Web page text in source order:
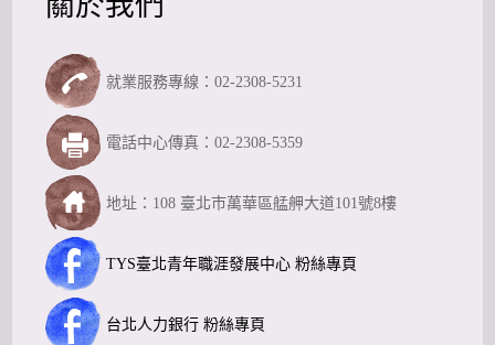
就業服務專線：02-2308-5231
TYS臺北青年職涯發展中心 粉絲專頁
電話中心傳真：02-2308-5359
台北人力銀行 粉絲專頁
地址：108 臺北市萬華區艋舺大道101號8樓